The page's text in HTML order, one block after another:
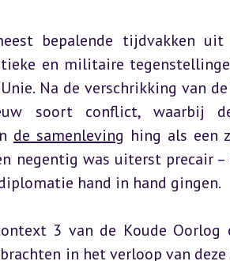
bepalende tijdvakken
en militaire
Na de verschrikking van
soort conflict, waarbij
de samenleving hing als een
negentig was uiterst precair
hand in hand gingen.
3 van de Koude Oorlog
in het verloop van